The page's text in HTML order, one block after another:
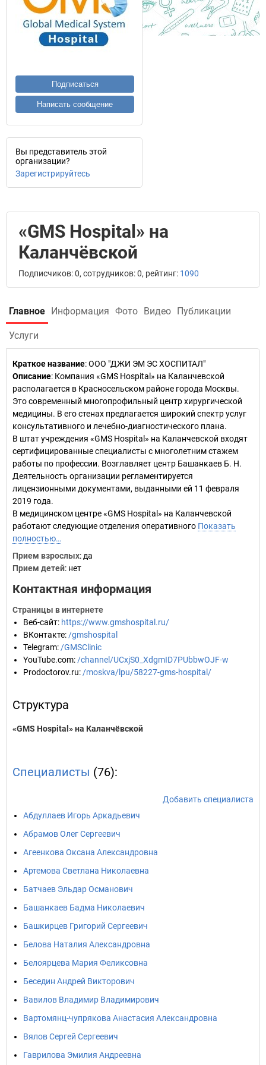
Подписаться
Написать сообщение
Вы представитель этой
организации?
Зарегистрируйтесь
«GMS Hospital» на
Каланчёвской
Подписчиков: 0, сотрудников: 0, рейтинг: 1090
Главное Информация Фото Видео Публикации
Услуги
Краткое название:ООО "ДЖИ ЭМ ЭС ХОСПИТАЛ"
Описание: Компания «GMS Hospital» на Каланчевской
располагается в Красносельском районе города Москвы.
Это современный многопрофильный центр хирургической
медицины. В его стенах предлагается широкий спектр услуг
консультативного и лечебно-диагностического плана.
В штат учреждения «GMS Hospital» на Каланчевской входят
сертифицированные специалисты с многолетним стажем
работы по профессии. Возглавляет центр Башанкаев Б. Н.
Деятельность организации регламентируется
лицензионными документами, выданными ей 11 февраля
2019 года.
В медицинском центре «GMS Hospital» на Каланчевской
работают следующие отделения оперативного Показать
полностью…
Прием взрослых: да
Прием детей: нет
Контактная информация
Страницы в интернете
Веб-сайт: https://www.gmshospital.ru/
ВКонтакте: /gmshospital
Telegram: /GMSClinic
YouTube.com: /channel/UCxjS0_XdgmID7PUbbwOJF-w
Prodoctorov.ru: /moskva/lpu/58227-gms-hospital/
Структура
«GMS Hospital» на Каланчёвской
Специалисты (76):
Добавить специалиста
Абдуллаев Игорь Аркадьевич
Абрамов Олег Сергеевич
Агеенкова Оксана Александровна
Артемова Светлана Николаевна
Батчаев Эльдар Османович
Башанкаев Бадма Николаевич
Башкирцев Григорий Сергеевич
Белова Наталия Александровна
Белоярцева Мария Феликсовна
Беседин Андрeй Виктoрoвич
Вавилов Владимир Владимирович
Вартомянц-чупрякова Анастасия Александровна
Вялов Сергей Сергеевич
Гаврилова Эмилия Андреевна